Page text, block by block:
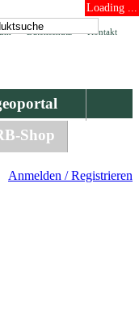
Loading ...
Kontakt
Datenschutz
Shop
Anmelden / Registrieren